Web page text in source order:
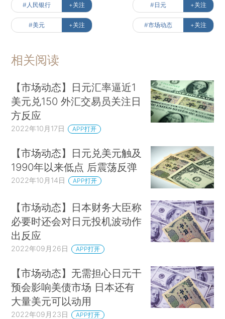
#人民银行 +关注 #日元 +关注
#美元 +关注 #市场动态 +关注
相关阅读
【市场动态】日元汇率逼近1
美元兑150 外汇交易员关注日
方反应
2022年10月17日 APP打开
【市场动态】日元兑美元触及
1990年以来低点 后震荡反弹
2022年10月14日 APP打开
【市场动态】日本财务大臣称
必要时还会对日元投机波动作
出反应
2022年09月26日 APP打开
【市场动态】无需担心日元干
预会影响美债市场 日本还有
大量美元可以动用
2022年09月23日 APP打开